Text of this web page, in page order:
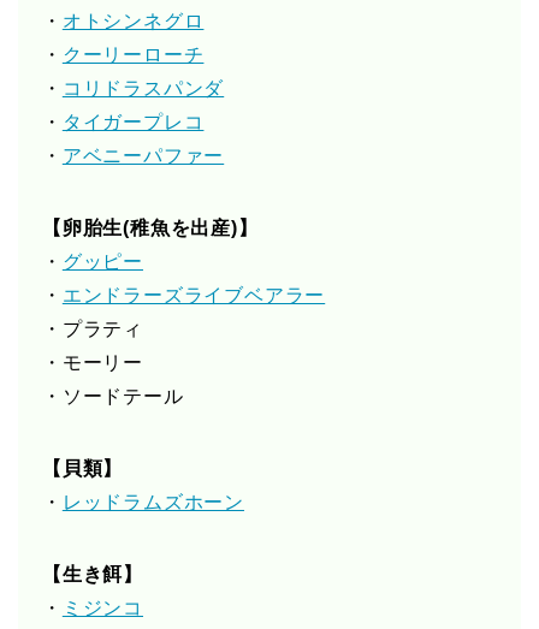
・ オトシンネグロ
・ クーリーローチ
・ コリドラスパンダ
・ タイガープレコ
・ アベニーパファー
【卵胎生(稚魚を出産)】
・ グッピー
・ エンドラーズライブベアラー
・プラティ
・モーリー
・ソードテール
【貝類】
・ レッドラムズホーン
【生き餌】
・
ミジンコ